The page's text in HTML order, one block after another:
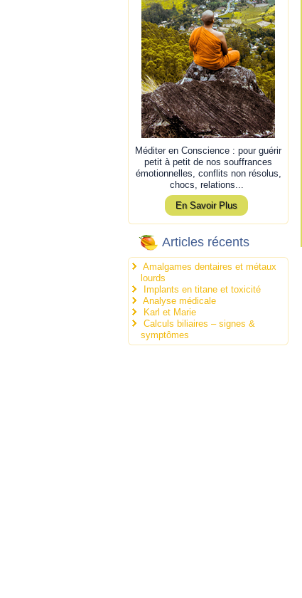
Méditer en Conscience : pour guérir
petit à petit de nos souffrances
émotionnelles, conflits non résolus,
chocs, relations...
En Savoir Plus
Articles récents
Amalgames dentaires et métaux
lourds
Implants en titane et toxicité
Analyse médicale
Karl et Marie
Calculs biliaires – signes &
symptômes